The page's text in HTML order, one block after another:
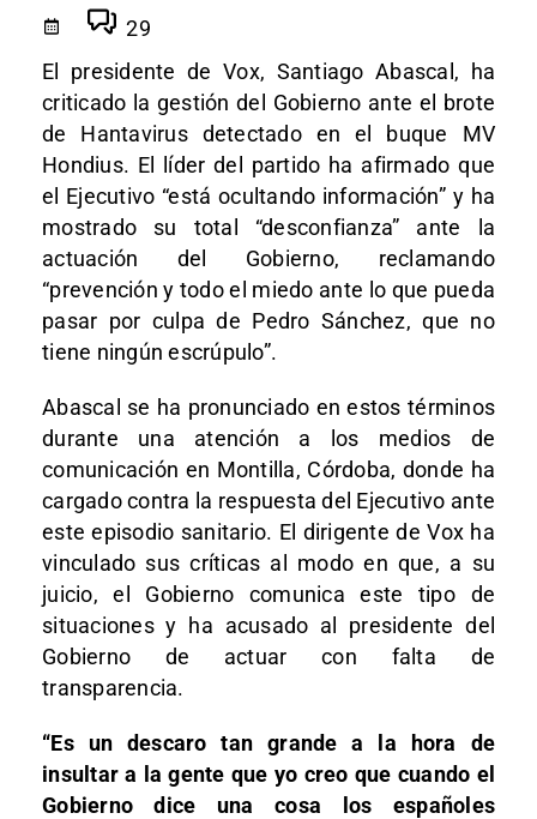
29
El presidente de Vox, Santiago Abascal, ha
criticado la gestión del Gobierno ante el brote
de Hantavirus detectado en el buque MV
Hondius. El líder del partido ha afirmado que
el Ejecutivo “está ocultando información” y ha
mostrado su total “desconfianza” ante la
actuación del Gobierno, reclamando
“prevención y todo el miedo ante lo que pueda
pasar por culpa de Pedro Sánchez, que no
tiene ningún escrúpulo”.
Abascal se ha pronunciado en estos términos
durante una atención a los medios de
comunicación en Montilla, Córdoba, donde ha
cargado contra la respuesta del Ejecutivo ante
este episodio sanitario. El dirigente de Vox ha
vinculado sus críticas al modo en que, a su
juicio, el Gobierno comunica este tipo de
situaciones y ha acusado al presidente del
Gobierno de actuar con falta de
transparencia.
“Es un descaro tan grande a la hora de
insultar a la gente que yo creo que cuando el
Gobierno dice una cosa los españoles